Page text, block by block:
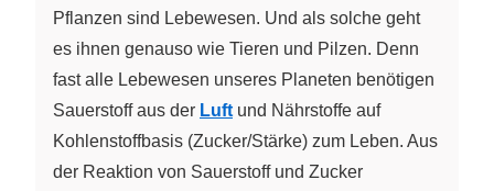
Pflanzen sind Lebewesen. Und als solche geht
es ihnen genauso wie Tieren und Pilzen. Denn
fast alle Lebewesen unseres Planeten benötigen
Sauerstoff aus der Luft und Nährstoffe auf
Kohlenstoffbasis (Zucker/Stärke) zum Leben. Aus
der Reaktion von Sauerstoff und Zucker